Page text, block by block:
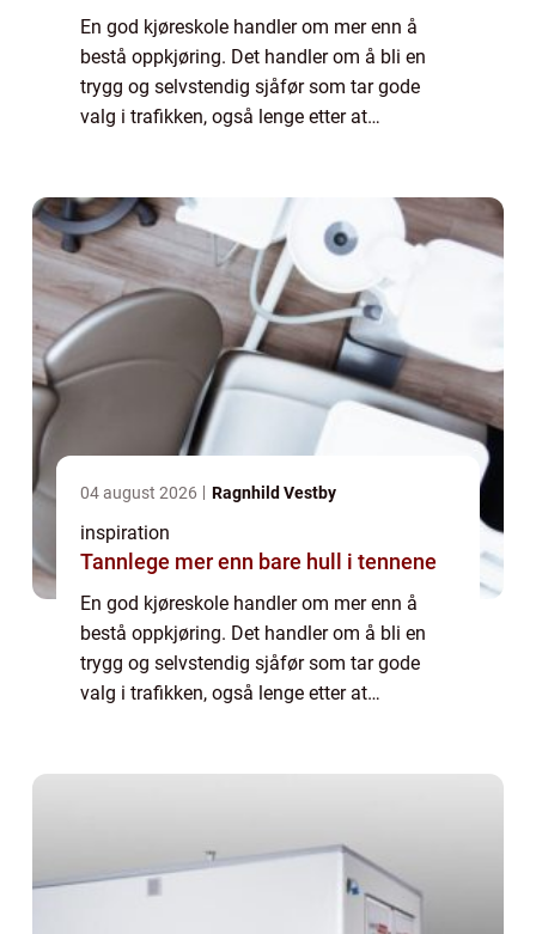
En god kjøreskole handler om mer enn å
bestå oppkjøring. Det handler om å bli en
trygg og selvstendig sjåfør som tar gode
valg i trafikken, også lenge etter at
04 august 2026 Ragnhild Vestby
inspiration
Tannlege mer enn bare hull i tennene
En god kjøreskole handler om mer enn å
bestå oppkjøring. Det handler om å bli en
trygg og selvstendig sjåfør som tar gode
valg i trafikken, også lenge etter at